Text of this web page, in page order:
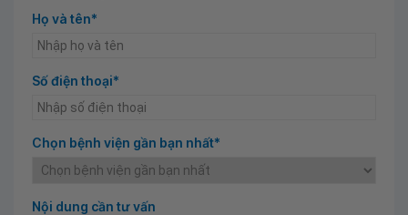
Họ và tên*
Số điện thoại*
Chọn bệnh viện gần bạn nhất*
Nội dung cần tư vấn